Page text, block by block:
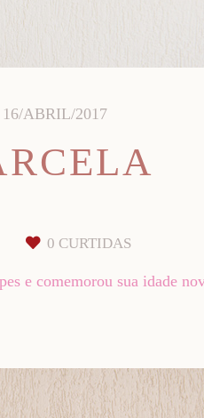
16/ABRIL/2017
0 CURTIDAS
e comemorou sua idade